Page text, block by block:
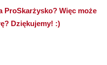
ProSkarżysko? Więc może
Dziękujemy! :)